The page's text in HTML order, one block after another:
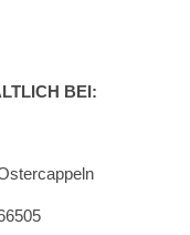
BEI: